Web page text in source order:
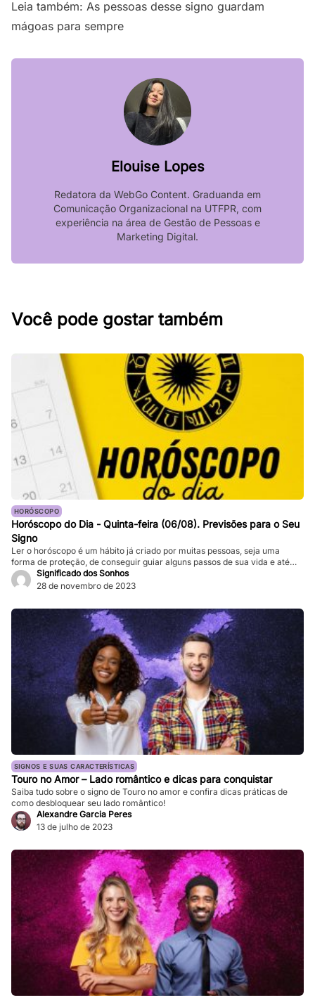
Leia também: As pessoas desse signo guardam
mágoas para sempre
Elouise Lopes
Redatora da WebGo Content. Graduanda em
Comunicação Organizacional na UTFPR, com
experiência na área de Gestão de Pessoas e
Marketing Digital.
Você pode gostar também
HORÓSCOPO
Horóscopo do Dia - Quinta-feira (06/08). Previsões para o Seu
Signo
Ler o horóscopo é um hábito já criado por muitas pessoas, seja uma
forma de proteção, de conseguir guiar alguns passos de sua vida e até
mesmo de sair de determinadas “roubadas”, não é mesmo? Quer saber o
que os astros estão prevendo para seu signo no dia de hoje? Basta
Significado dos Sonhos
28 de novembro de 2023
SIGNOS E SUAS CARACTERÍSTICAS
Touro no Amor – Lado romântico e dicas para conquistar
Saiba tudo sobre o signo de Touro no amor e confira dicas práticas de
como desbloquear seu lado romântico!
Alexandre Garcia Peres
13 de julho de 2023